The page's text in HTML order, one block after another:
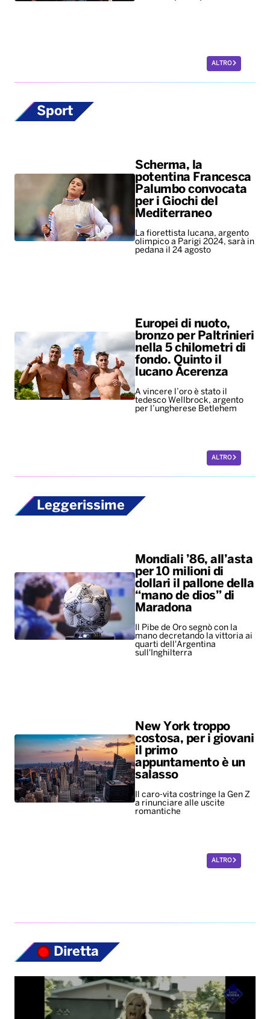
ALTRO
Sport
Scherma, la
potentina Francesca
Palumbo convocata
per i Giochi del
Mediterraneo
La fiorettista lucana, argento
olimpico a Parigi 2024, sarà in
pedana il 24 agosto
Europei di nuoto,
bronzo per Paltrinieri
nella 5 chilometri di
fondo. Quinto il
lucano Acerenza
A vincere l’oro è stato il
tedesco Wellbrock, argento
per l’ungherese Betlehem
ALTRO
Leggerissime
Mondiali ’86, all’asta
per 10 milioni di
dollari il pallone della
“mano de dios” di
Maradona
Il Pibe de Oro segnò con la
mano decretando la vittoria ai
quarti dell'Argentina
sull'Inghilterra
New York troppo
costosa, per i giovani
il primo
appuntamento è un
salasso
Il caro-vita costringe la Gen Z
a rinunciare alle uscite
romantiche
ALTRO
Diretta